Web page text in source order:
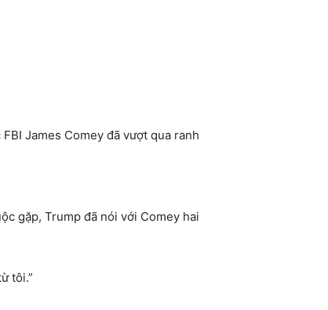
James Comey đã vượt qua ranh
gặp, Trump đã nói với Comey hai
tôi.”